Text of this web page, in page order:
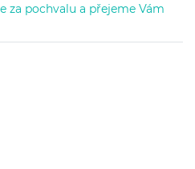
za pochvalu a přejeme Vám